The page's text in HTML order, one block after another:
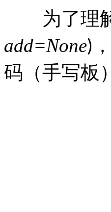
为了理解
add=None)
码（手写板